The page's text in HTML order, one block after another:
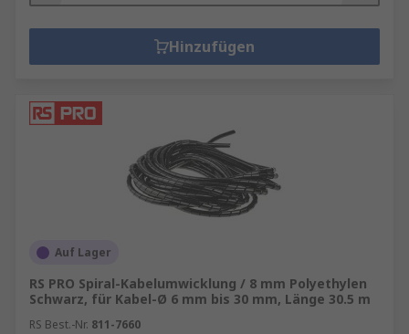
Hinzufügen
Auf Lager
RS PRO Spiral-Kabelumwicklung / 8 mm Polyethylen
Schwarz, für Kabel-Ø 6 mm bis 30 mm, Länge 30.5 m
RS Best.-Nr. 811-7660